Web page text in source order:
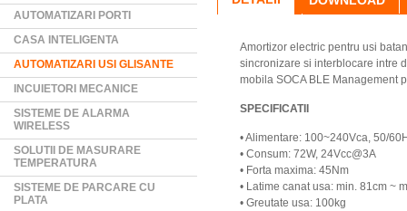
AUTOMATIZARI PORTI
CASA INTELIGENTA
AUTOMATIZARI USI GLISANTE
INCUIETORI MECANICE
SISTEME DE ALARMA
WIRELESS
SOLUTII DE MASURARE
TEMPERATURA
SISTEME DE PARCARE CU
PLATA
Amortizor electric pentru usi
sincronizare si interblocare intre
mobila SOCA BLE Management
SPECIFICATII
• Alimentare: 100~240Vca, 50/
• Consum: 72W, 24Vcc@3A
• Forta maxima: 45Nm
• Latime canat usa: min. 81cm ~
• Greutate usa: 100kg